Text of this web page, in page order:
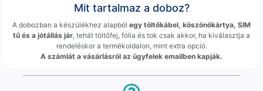
Mit tartalmaz a doboz?
A dobozban a készülékhez alapból egy töltőkábel, köszönőkártya, SIM
tű és a jótállás jár , tehát töltőfej, fólia és tok csak akkor, ha kiválasztja a
rendeléskor a termékoldalon, mint extra opció.
A számlát a vásárlásról az ügyfelek emailben kapják.